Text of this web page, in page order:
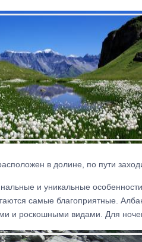
в долине, по пути
и уникальные
самые благоприятные.
и роскошными видами. Для